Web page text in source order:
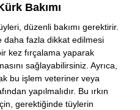
Bakımı
düzenli bakımı gerektirir.
daha fazla dikkat edilmesi
kez fırçalama yaparak
sağlayabilirsiniz. Ayrıca,
bu işlem veteriner veya
yapılmalıdır. Bu ırkın
gerektiğinde tüylerin